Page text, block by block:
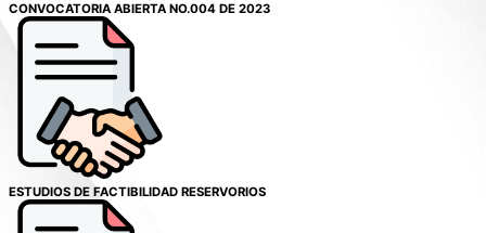
CONVOCATORIA ABIERTA NO.004 DE 2023
ESTUDIOS DE FACTIBILIDAD RESERVORIOS